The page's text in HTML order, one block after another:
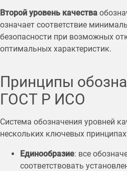
Второй уровень качества
означает соответствие
безопасности при возможных
оптимальных характеристик.
Принципы
ГОСТ Р ИСО
Система обозначения уровней
нескольких ключевых
Единообразие: все
соответствовать